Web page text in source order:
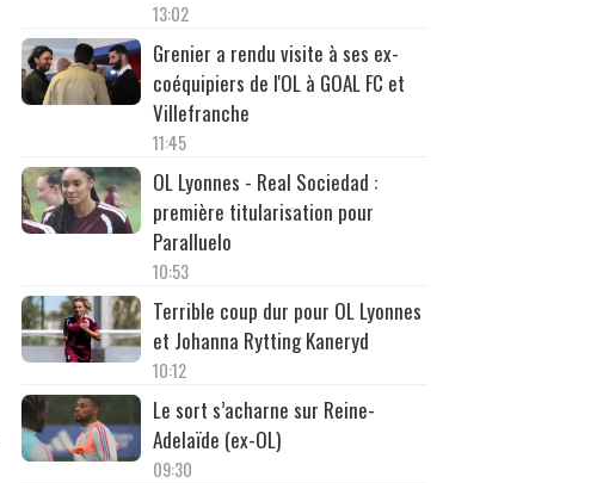
13:02
Grenier a rendu visite à ses ex-
coéquipiers de l'OL à GOAL FC et
Villefranche
11:45
OL Lyonnes - Real Sociedad :
première titularisation pour
Paralluelo
10:53
Terrible coup dur pour OL Lyonnes
et Johanna Rytting Kaneryd
10:12
Le sort s’acharne sur Reine-
Adelaïde (ex-OL)
09:30